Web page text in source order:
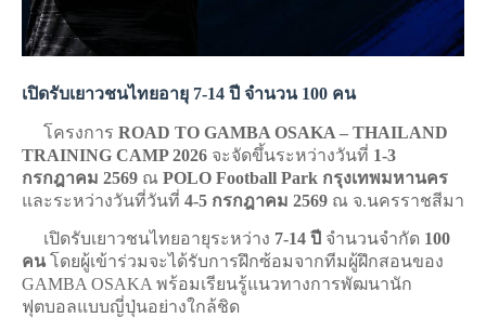
เปิดรับเยาวชนไทยอายุ 7-14 ปี จำนวน 100 คน
โครงการ ROAD TO GAMBA OSAKA – THAILAND
TRAINING CAMP 2026 จะจัดขึ้นระหว่างวันที่ 1-3
กรกฎาคม 2569 ณ POLO Football Park กรุงเทพมหานคร​
และระหว่างวันที่วันที่ 4-5 กรกฎาคม 2569 ณ จ.นครราชสีมา
เปิดรับเยาวชนไทยอายุระหว่าง 7-14 ปี จำนวนจำกัด 100
คนโดยผู้เข้าร่วมจะได้รับการฝึกซ้อมจากทีมผู้ฝึกสอนของ
GAMBA OSAKA พร้อมเรียนรู้แนวทางการพัฒนานัก
ฟุตบอลแบบญี่ปุ่นอย่างใกล้ชิด